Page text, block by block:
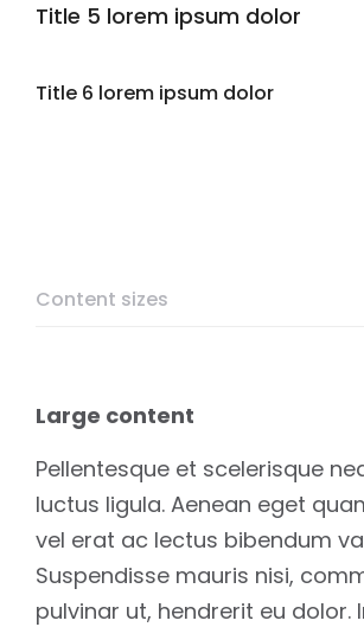
Title 5 lorem ipsum dolor
Title 6 lorem ipsum dolor
Content sizes
Large content
Pellentesque et scelerisque
luctus ligula. Aenean eget
vel erat ac lectus bibendum
Suspendisse mauris nisi,
pulvinar ut, hendrerit eu dolor.